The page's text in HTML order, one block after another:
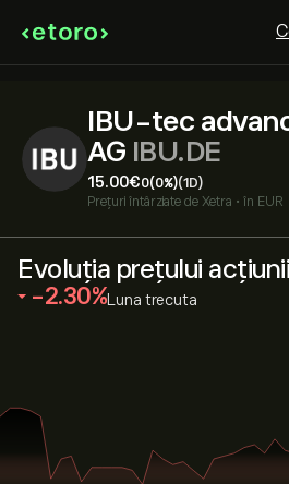
IBU-tec
AG IBU.DE
15.00‎€‎0(0%)(1D)
Prețuri întârziate de Xetra • în EUR
Evoluția prețului
‎-2.30‎ Luna trecuta